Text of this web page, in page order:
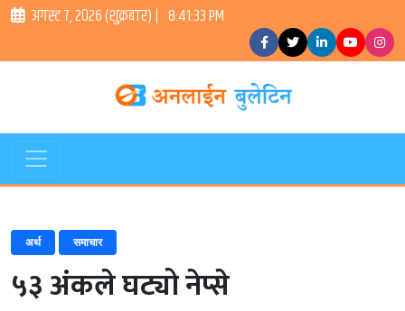
अगस्ट ७, २०२६ (शुक्रबार) | 8:41:33 PM
अर्थ समाचार
५३ अंकले घट्यो नेप्से